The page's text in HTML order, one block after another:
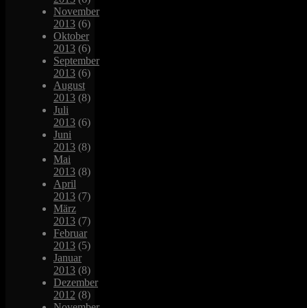
November
2013 (6)
Oktober
2013 (6)
September
2013 (6)
August
2013 (8)
Juli
2013 (6)
Juni
2013 (8)
Mai
2013 (8)
April
2013 (7)
März
2013 (7)
Februar
2013 (5)
Januar
2013 (8)
Dezember
2012 (8)